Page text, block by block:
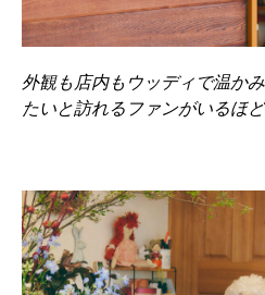
外観も店内もウッディで温か
たいと訪れるファンがいるほ